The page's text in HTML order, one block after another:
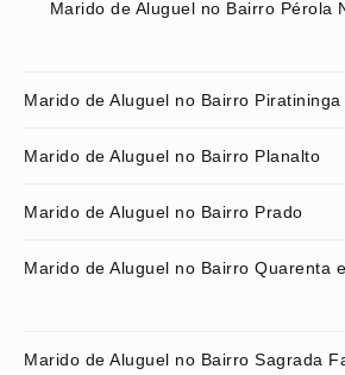
Marido de Aluguel no Bairro Pérola
Marido de Aluguel no Bairro Piratininga
Marido de Aluguel no Bairro Planalto
Marido de Aluguel no Bairro Prado
Marido de Aluguel no Bairro Quarenta
Marido de Aluguel no Bairro Sagrada